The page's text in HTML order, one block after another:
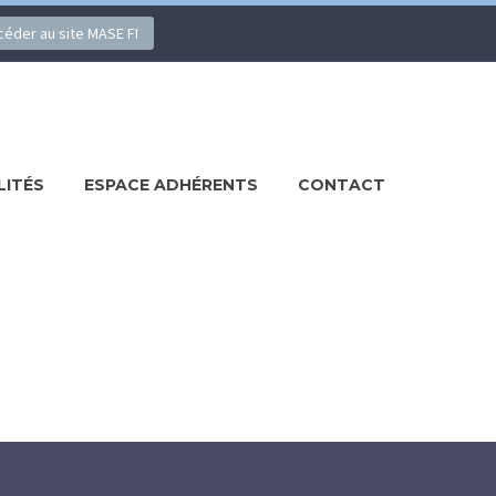
au site MASE FI
ESPACE ADHÉRENTS CONTACT